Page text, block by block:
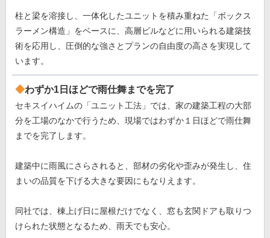
柱と梁を溶接し、一体化したユニットを積み重ねた「ボックス
ラーメン構造」をベースに、高層ビルなどに用いられる建築技
術を応用し、圧倒的な強さとプランの自由度の高さを実現して
います。
わずか1日ほどで雨仕舞までを完了
セキスイハイムの「ユニット工法」では、家の建築工程の大部
分を工場のなかで行うため、現場ではわずか１日ほどで雨仕舞
までを完了します。
建築中に雨風にさらされると、部材の劣化や歪みが発生し、住
まいの品質を下げる大きな要因にもなりえます。
同社では、棟上げ日に屋根だけでなく、窓も玄関ドアも取りつ
けられた状態となるため、雨天でも安心。